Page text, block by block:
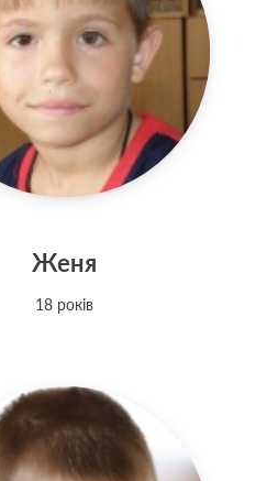
Женя
18 років